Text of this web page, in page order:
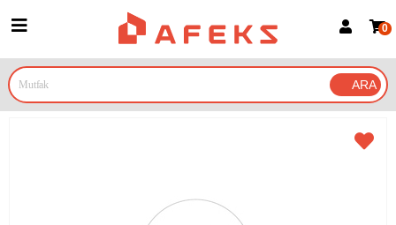
Google İle Bağlan
0